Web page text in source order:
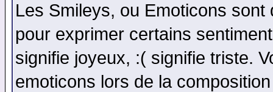
Les Smileys, ou Emoticons
pour exprimer certains
signifie joyeux, :( signifie triste.
emoticons lors de la